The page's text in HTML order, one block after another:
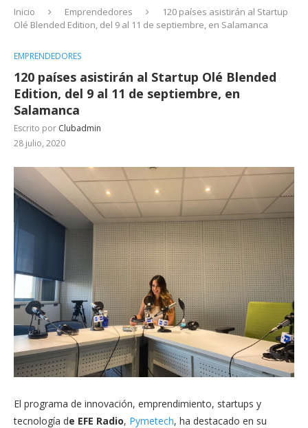
Inicio Emprendedores
120 países asistirán al Startup
Olé Blended Edition, del 9 al 11 de septiembre, en Salamanca
EMPRENDEDORES
120 países asistirán al Startup Olé Blended
Edition, del 9 al 11 de septiembre, en
Salamanca
Escrito por Clubadmin
28 julio, 2020
El programa de innovación, emprendimiento, startups y
tecnología de EFE Radio, Pymetech, ha destacado en su